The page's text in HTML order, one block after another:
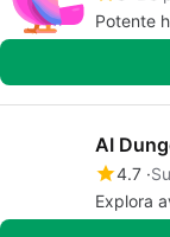
Potente
AI
4.7
Explora